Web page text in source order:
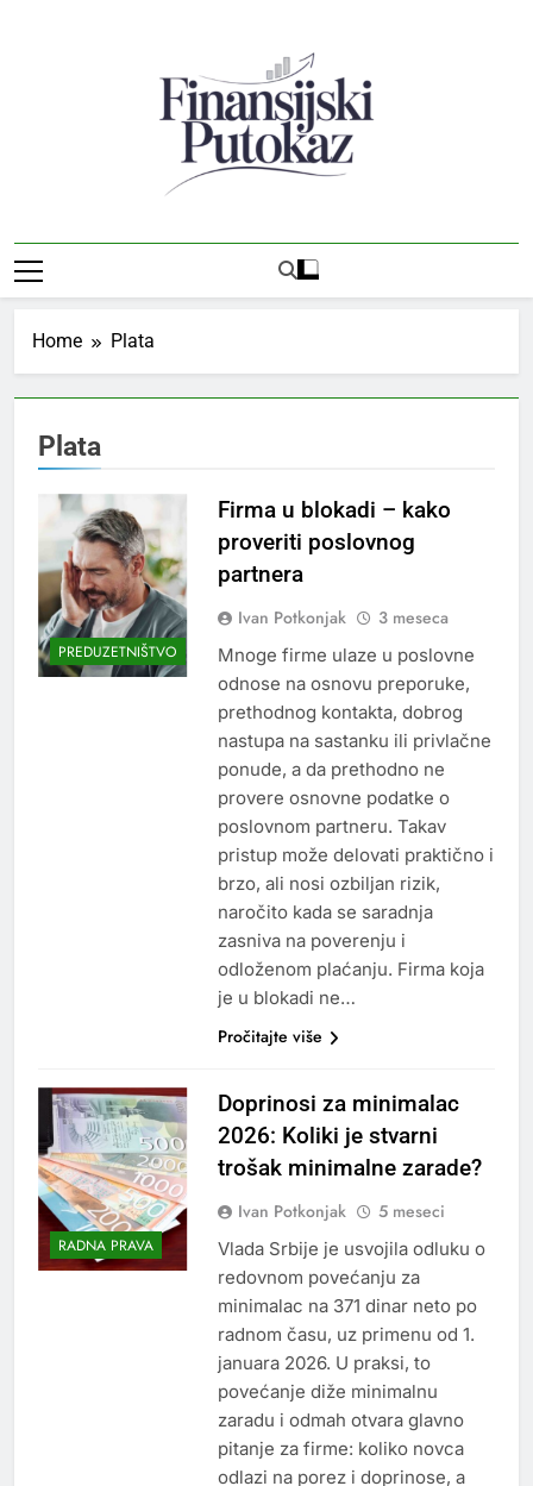
Finansijski
Putokaz
Home Plata
Plata
PREDUZETNIŠTVO
Firma u blokadi – kako
proveriti poslovnog
partnera
Ivan Potkonjak 3 meseca
Mnoge firme ulaze u poslovne
odnose na osnovu preporuke,
prethodnog kontakta, dobrog
nastupa na sastanku ili privlačne
ponude, a da prethodno ne
provere osnovne podatke o
poslovnom partneru. Takav
pristup može delovati praktično i
brzo, ali nosi ozbiljan rizik,
naročito kada se saradnja
zasniva na poverenju i
odloženom plaćanju. Firma koja
je u blokadi ne…
Pročitajte više
RADNA PRAVA
Doprinosi za minimalac
2026: Koliki je stvarni
trošak minimalne zarade?
Ivan Potkonjak 5 meseci
Vlada Srbije je usvojila odluku o
redovnom povećanju za
minimalac na 371 dinar neto po
radnom času, uz primenu od 1.
januara 2026. U praksi, to
povećanje diže minimalnu
zaradu i odmah otvara glavno
pitanje za firme: koliko novca
odlazi na porez i doprinose, a